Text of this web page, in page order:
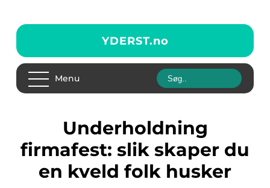
YDERST.no
Menu
Underholdning
firmafest: slik skaper du
en kveld folk husker